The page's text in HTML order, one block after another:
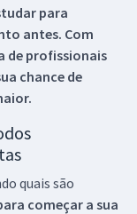
para
antes. Com
de profissionais
chance de
quais são
começar a sua